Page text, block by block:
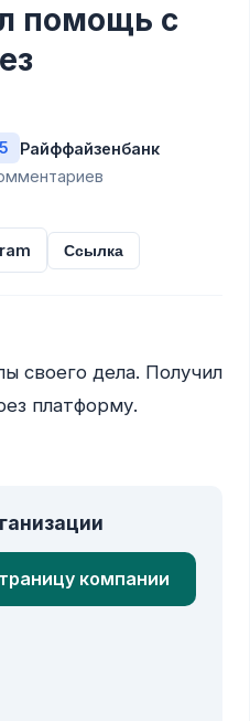
помощь с
Райффайзенбанк
Ссылка
платформу.
компании